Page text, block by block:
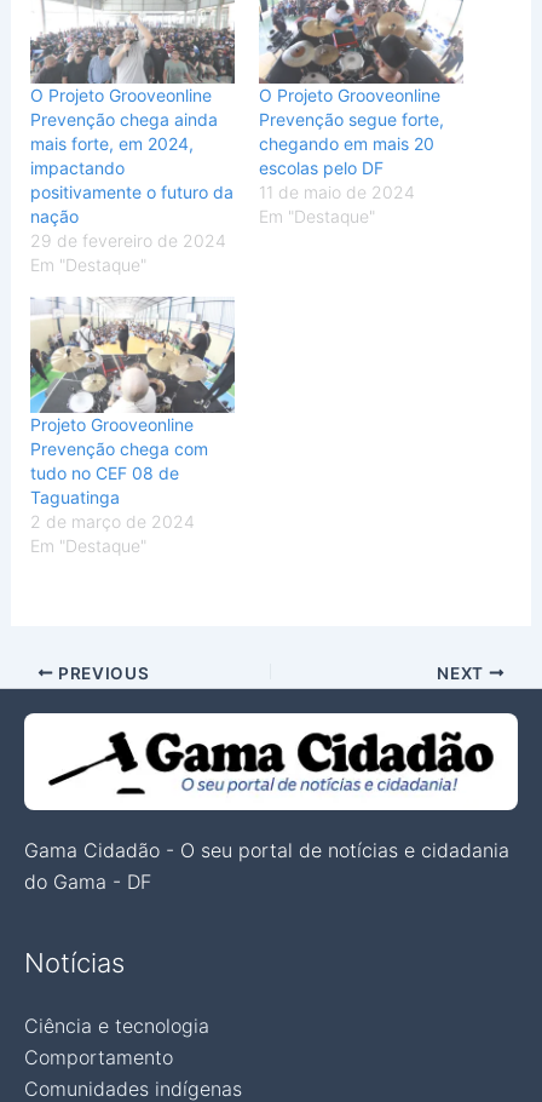
O Projeto Grooveonline
Prevenção chega ainda
mais forte, em 2024,
impactando
positivamente o futuro da
nação
29 de fevereiro de 2024
Em "Destaque"
O Projeto Grooveonline
Prevenção segue forte,
chegando em mais 20
escolas pelo DF
11 de maio de 2024
Em "Destaque"
Projeto Grooveonline
Prevenção chega com
tudo no CEF 08 de
Taguatinga
2 de março de 2024
Em "Destaque"
PREVIOUS NEXT
Gama Cidadão - O seu portal de notícias e cidadania
do Gama - DF
Notícias
Ciência e tecnologia
Comportamento
Comunidades indígenas